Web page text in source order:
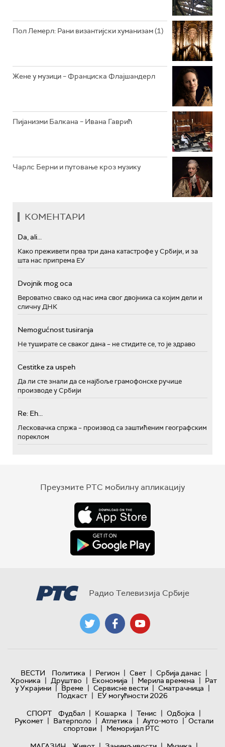
РАДИО ЏЕЗЕР
Пол Лемерл: Рани византијски хуманизам (1)
Жене у музици – Франциска Флајшандерл
Пијанизми Балкана – Ивана Гаврић
Чарлс Берни и путовање кроз музику
КОМЕНТАРИ
Da, ali...
Како преживети прва три дана катастрофе у Србији, и за
шта нас припрема ЕУ
Dvojnik mog oca
Вероватно свако од нас има свог двојника са којим дели и
сличну ДНК
Nemogućnost tusiranja
Не туширате се сваког дана – не стидите се, то је здраво
Cestitke za uspeh
Да ли сте знали да се најбоље грамофонске ручице
производе у Србији
Re: Eh...
Лесковачка спржа – производ са заштићеним географским
пореклом
Преузмите РТС мобилну апликацију
Радио Телевизија Србије
ВЕСТИ Политика | Регион | Свет | Србија данас |
Хроника | Друштво | Економија | Мерила времена | Рат
у Украјини | Време | Сервисне вести | Сматрачница |
Подкаст | ЕУ могућности 2026
СПОРТ
Фудбал | Кошарка | Тенис | Одбојка |
Рукомет | Ватерполо | Атлетика | Ауто-мото | Остали
спортови | Меморијал РТС